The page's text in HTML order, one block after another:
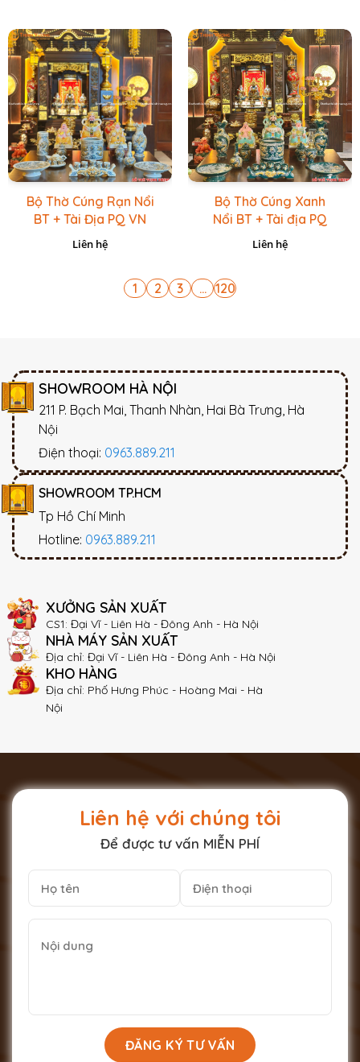
Bộ Thờ Cúng Rạn Nổi
BT + Tài Địa PQ VN
Vàng Caro
Liên hệ
Bộ Thờ Cúng Xanh
Nổi BT + Tài địa PQ
VN Xanh Lục
Liên hệ
1 2 3 ... 120
SHOWROOM HÀ NỘI
211 P. Bạch Mai, Thanh Nhàn, Hai Bà Trưng, Hà
Nội
Điện thoại: 0963.889.211
SHOWROOM TP.HCM
Tp Hồ Chí Minh
Hotline: 0963.889.211
XƯỞNG SẢN XUẤT
CS1: Đại Vĩ - Liên Hà - Đông Anh - Hà Nội
NHÀ MÁY SẢN XUẤT
Địa chỉ: Đại Vĩ - Liên Hà - Đông Anh - Hà Nội
KHO HÀNG
Địa chỉ: Phố Hưng Phúc - Hoàng Mai - Hà
Nội
Liên hệ với chúng tôi
Để được tư vấn MIỄN PHÍ